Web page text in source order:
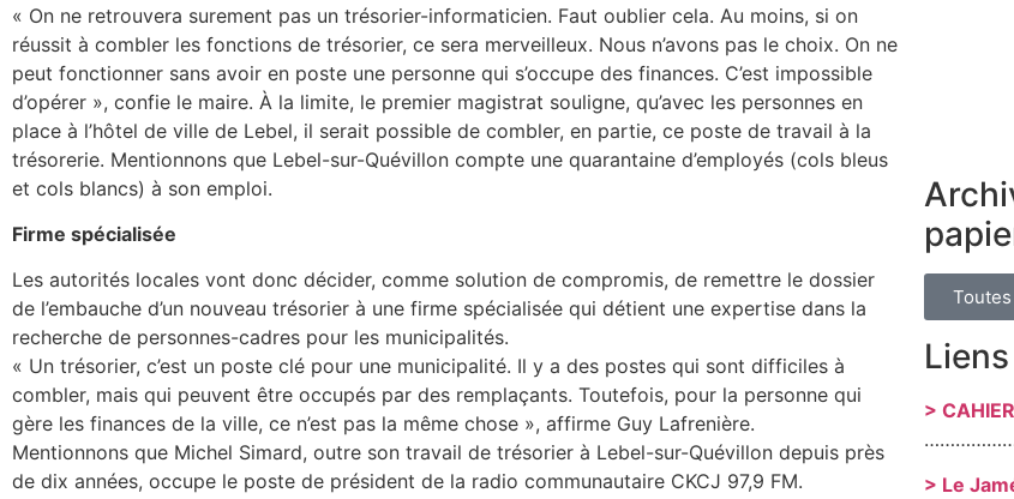
« On ne retrouvera surement pas un trésorier-informaticien. Faut oublier cela. Au moins, si on
réussit à combler les fonctions de trésorier, ce sera merveilleux. Nous n’avons pas le choix. On ne
peut fonctionner sans avoir en poste une personne qui s’occupe des finances. C’est impossible
d’opérer », confie le maire. À la limite, le premier magistrat souligne, qu’avec les personnes en
place à l’hôtel de ville de Lebel, il serait possible de combler, en partie, ce poste de travail à la
trésorerie. Mentionnons que Lebel-sur-Quévillon compte une quarantaine d’employés (cols bleus
et cols blancs) à son emploi.
Firme spécialisée
Les autorités locales vont donc décider, comme solution de compromis, de remettre le dossier
de l’embauche d’un nouveau trésorier à une firme spécialisée qui détient une expertise dans la
recherche de personnes-cadres pour les municipalités.
« Un trésorier, c’est un poste clé pour une municipalité. Il y a des postes qui sont difficiles à
combler, mais qui peuvent être occupés par des remplaçants. Toutefois, pour la personne qui
gère les finances de la ville, ce n’est pas la même chose », affirme Guy Lafrenière.
Mentionnons que Michel Simard, outre son travail de trésorier à Lebel-sur-Quévillon depuis près
de dix années, occupe le poste de président de la radio communautaire CKCJ 97,9 FM.
Liens
>
> Le